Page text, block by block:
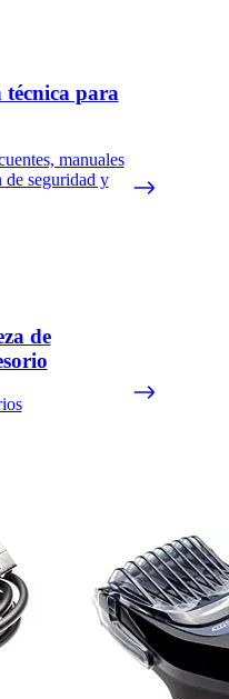
técnica para
manuales
seguridad y
de